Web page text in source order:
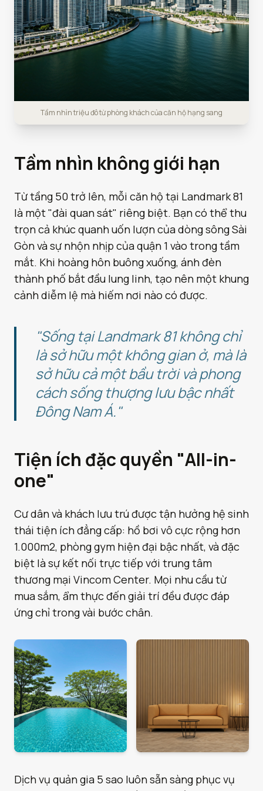
Tầm nhìn triệu đô từ phòng khách của căn hộ hạng sang
Tầm nhìn không giới hạn
Từ tầng 50 trở lên, mỗi căn hộ tại Landmark 81
là một "đài quan sát" riêng biệt. Bạn có thể thu
trọn cả khúc quanh uốn lượn của dòng sông Sài
Gòn và sự nhộn nhịp của quận 1 vào trong tầm
mắt. Khi hoàng hôn buông xuống, ánh đèn
thành phố bắt đầu lung linh, tạo nên một khung
cảnh diễm lệ mà hiếm nơi nào có được.
"Sống tại Landmark 81 không chỉ
là sở hữu một không gian ở, mà là
sở hữu cả một bầu trời và phong
cách sống thượng lưu bậc nhất
Đông Nam Á."
Tiện ích đặc quyền "All-in-
one"
Cư dân và khách lưu trú được tận hưởng hệ sinh
thái tiện ích đẳng cấp: hồ bơi vô cực rộng hơn
1.000m2, phòng gym hiện đại bậc nhất, và đặc
biệt là sự kết nối trực tiếp với trung tâm
thương mại Vincom Center. Mọi nhu cầu từ
mua sắm, ẩm thực đến giải trí đều được đáp
ứng chỉ trong vài bước chân.
Dịch vụ quản gia 5 sao luôn sẵn sàng phục vụ